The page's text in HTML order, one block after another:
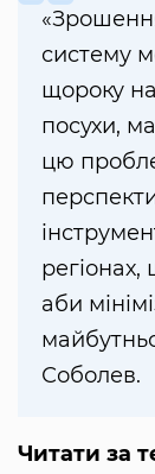
систему
щороку
посухи,
цю
регіонах,
аби
Соболев.
Читати за